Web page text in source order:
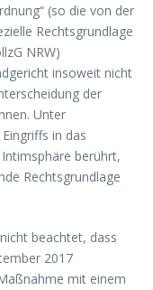
(so die von der
Rechtsgrundlage
NRW)
insoweit nicht
der
Unter
in das
berührt,
Rechtsgrundlage
beachtet, dass
2017
mit einem